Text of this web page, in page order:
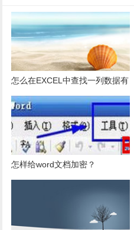
怎么在EXCEL中查找一列数据有
多少是重复的？
怎样给word文档加密？